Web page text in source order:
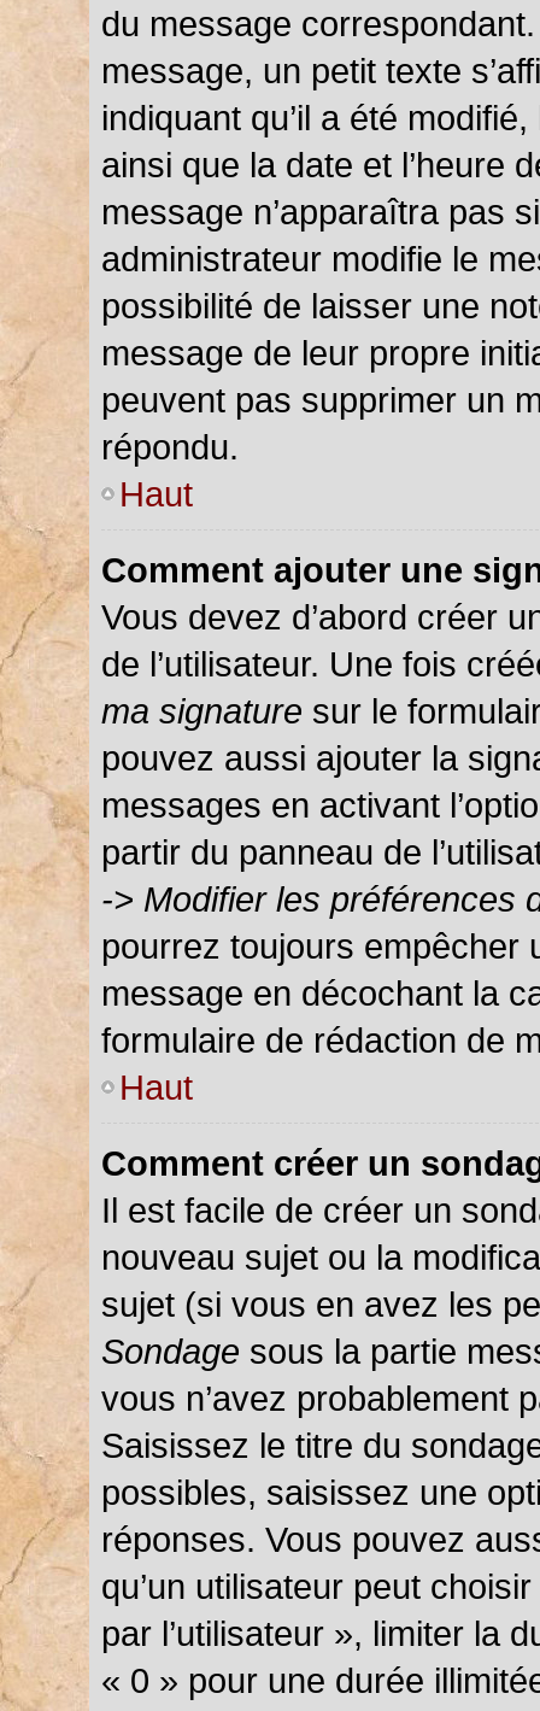
du message
message, un petit texte
indiquant qu’il a été
ainsi que la date et l’heure
message n’apparaîtra pas
administrateur modifie le
possibilité de laisser une
message de leur propre
peuvent pas supprimer un
répondu.
Haut
Comment ajouter une
Vous devez d’abord créer
de l’utilisateur. Une fois
ma signature sur le
pouvez aussi ajouter la
messages en activant
partir du panneau de
-> Modifier les préférences
pourrez toujours empêcher
message en décochant la
formulaire de rédaction de
Haut
Comment créer un
Il est facile de créer un
nouveau sujet ou la
sujet (si vous en avez les
Sondage sous la partie
vous n’avez probablement
Saisissez le titre du
possibles, saisissez une
réponses. Vous pouvez
qu’un utilisateur peut
par l’utilisateur », limiter la
« 0 » pour une durée